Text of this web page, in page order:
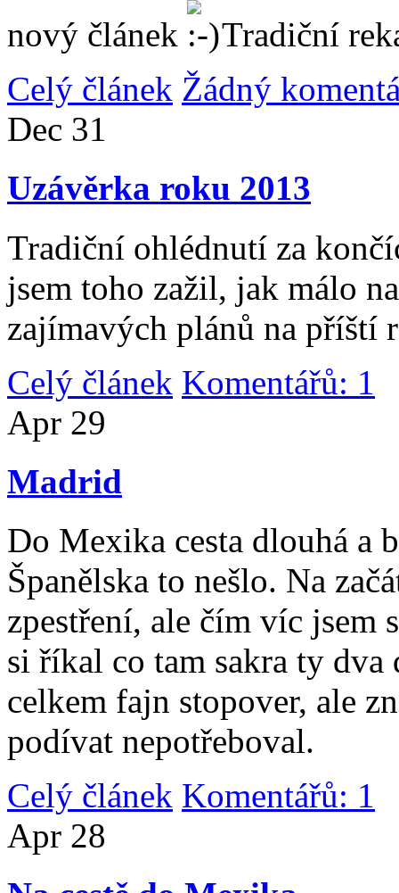
nový článek
Tradiční
Celý článek Žádný
Dec 31
Uzávěrka roku 2013
Tradiční ohlédnutí za
jsem toho zažil, jak málo
zajímavých plánů na příští
Celý článek Komentářů: 1
Apr 29
Madrid
Do Mexika cesta dlouhá a
Španělska to nešlo. Na
zpestření, ale čím víc jsem
si říkal co tam sakra ty
celkem fajn stopover, ale
podívat nepotřeboval.
Celý článek Komentářů: 1
Apr 28